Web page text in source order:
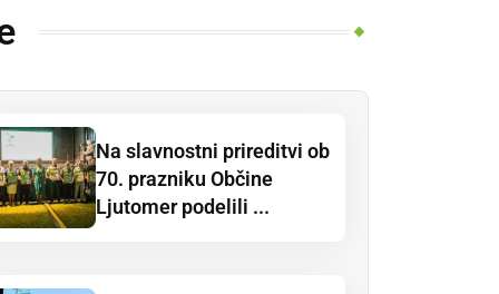
Na slavnostni prireditvi ob
70. prazniku Občine
Ljutomer podelili ...